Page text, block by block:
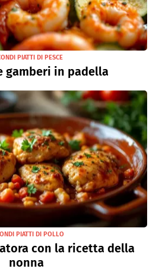
PIATTI DI PESCE
gamberi in padella
PIATTI DI POLLO
con la ricetta della
nonna